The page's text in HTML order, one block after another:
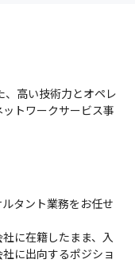
高い技術力とオペレ
トワークサービス事
タント業務をお任せ
に在籍したまま、入
に出向するポジショ